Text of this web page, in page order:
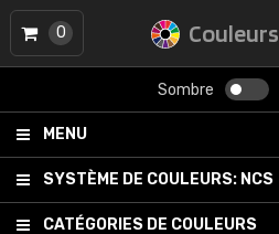
Couleurs
Sombre
MENU
SYSTÈME DE COULEURS: NCS
CATÉGORIES DE COULEURS
0